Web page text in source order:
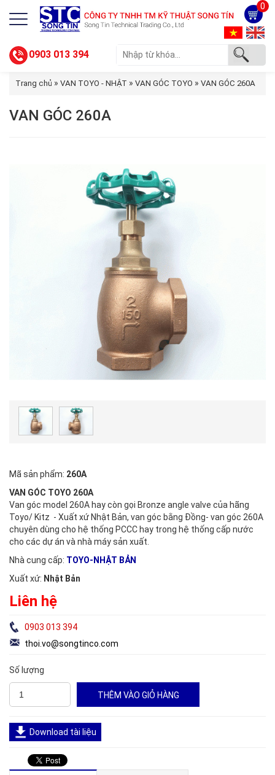
0
0903 013 394
Trang chủ » VAN TOYO - NHẬT » VAN GÓC TOYO » VAN GÓC 260A
VAN GÓC 260A
Mã sản phẩm: 260A
VAN GÓC TOYO 260A
Van góc model 260A hay còn gọi Bronze angle valve của hãng
Toyo/ Kitz - Xuất xứ Nhật Bản, van góc bằng Đồng- van góc 260A
chuyên dùng cho hệ thống PCCC hay trong hệ thống cấp nước
cho các dự án và nhà máy sản xuất.
Nhà cung cấp: TOYO-NHẬT BẢN
Xuất xứ: Nhật Bản
Liên hệ
0903 013 394
thoi.vo@songtinco.com
Số lượng
Download tài liệu